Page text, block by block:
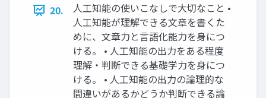
20.
人工知能の使いこなしで大切なこと •
人工知能が理解できる文章を書くた
めに、文章力と言語化能力を身につ
ける。 • 人工知能の出力をある程度
理解・判断できる基礎学力を身につ
ける。 • 人工知能の出力の論理的な
間違いがあるかどうか判断できる論